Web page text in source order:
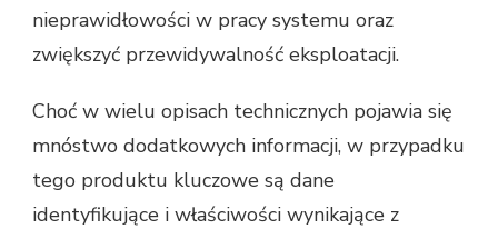
nieprawidłowości w pracy systemu oraz
zwiększyć przewidywalność eksploatacji.
Choć w wielu opisach technicznych pojawia się
mnóstwo dodatkowych informacji, w przypadku
tego produktu kluczowe są dane
identyfikujące i właściwości wynikające z